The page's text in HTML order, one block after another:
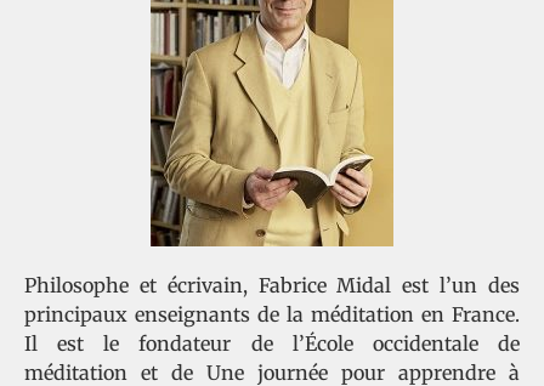
Philosophe et écrivain, Fabrice Midal est l’un des
principaux enseignants de la méditation en France.
Il est le fondateur de l’École occidentale de
méditation et de Une journée pour apprendre à